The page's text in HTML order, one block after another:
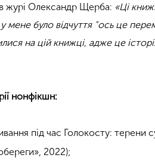
журі Олександр Щерба: «Ці
мене було відчуття “ось це
на цій книжці, адже це
нонфікшн:
під час Голокосту: терени
2022);